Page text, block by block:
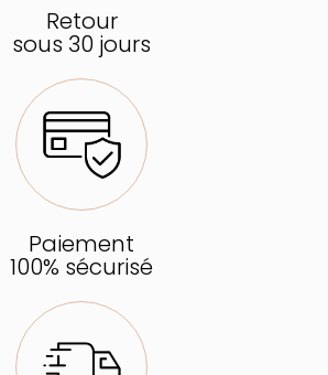
Retour
sous 30 jours
Paiement
100% sécurisé